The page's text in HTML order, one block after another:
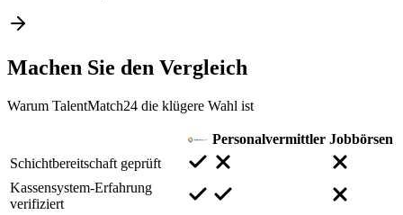
Machen Sie den Vergleich
Warum TalentMatch24 die klügere Wahl ist
Personalvermittler Jobbörsen
Schichtbereitschaft geprüft
Kassensystem-Erfahrung
verifiziert